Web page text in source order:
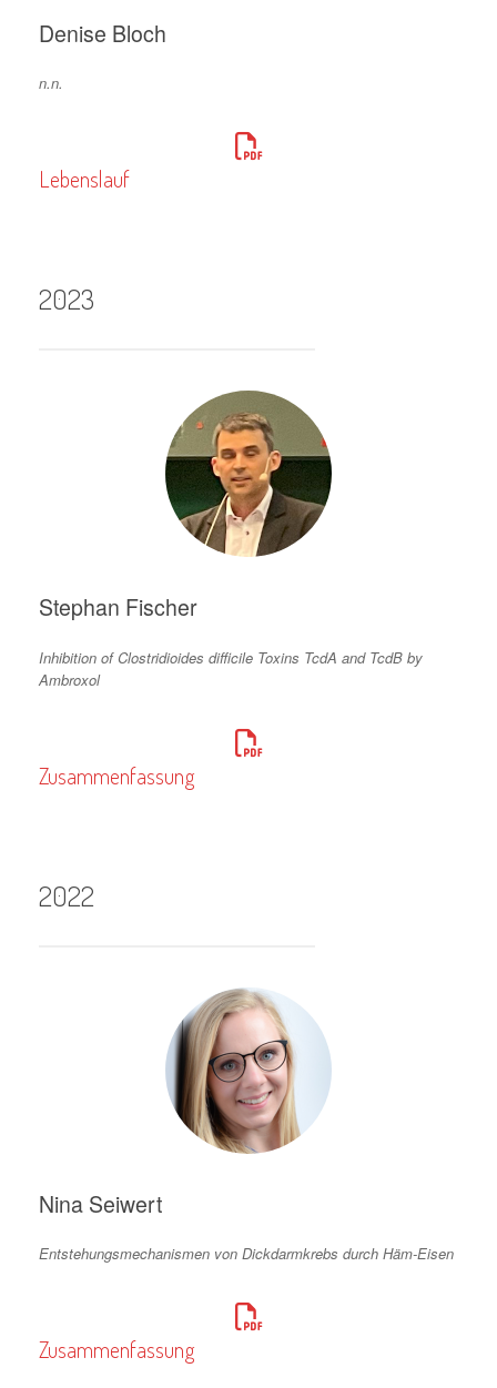
Denise Bloch
n.n.
Lebenslauf
2023
Stephan Fischer
Inhibition of Clostridioides difficile Toxins TcdA and TcdB by
Ambroxol
Zusammenfassung
2022
Nina Seiwert
Entstehungsmechanismen von Dickdarmkrebs durch Häm-Eisen
Zusammenfassung